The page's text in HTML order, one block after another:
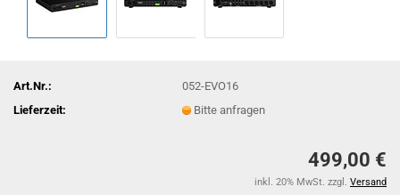
Art.Nr.:
052-EVO16
Lieferzeit:
Bitte anfragen
499,00 €
inkl. 20% MwSt. zzgl. Versand